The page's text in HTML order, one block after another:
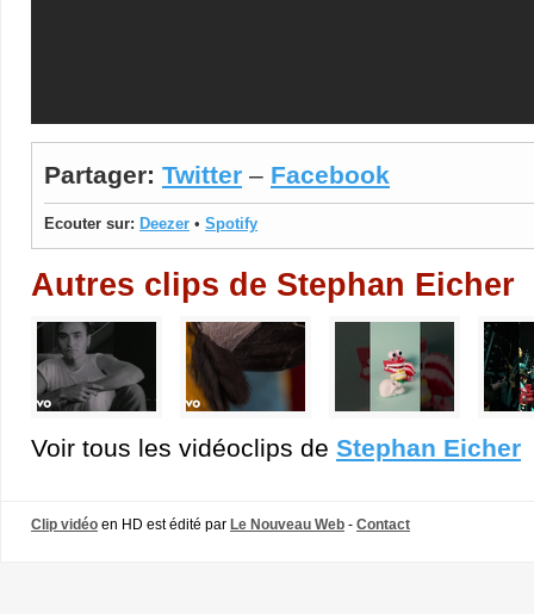
Partager: Twitter – Facebook
Ecouter sur: Deezer • Spotify
Autres clips de Stephan Eicher
Voir tous les vidéoclips de Stephan Eicher
Clip vidéo en HD est édité par Le Nouveau Web - Contact